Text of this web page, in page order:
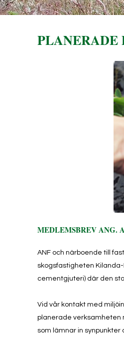
PLANERADE
MEDLEMSBREV ANG.
ANF och närboende till
skogsfastigheten
cementgjuteri) där den
Vid vår kontakt med
planerade verksamheten
som lämnar in